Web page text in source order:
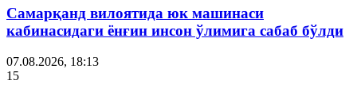
Самарқанд вилоятида юк машинаси
кабинасидаги ёнғин инсон ўлимига сабаб бўлди
07.08.2026, 18:13
15